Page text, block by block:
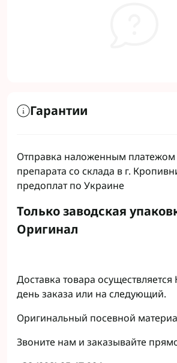
Гарантии
Отправка наложенным
препарата со склада в г.
предоплат по Украине
Только заводская
Оригинал
Доставка товара
день заказа или на следующий.
Оригинальный посевной
Звоните нам и заказывайте